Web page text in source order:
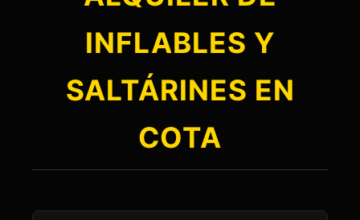
INFLABLES Y
SALTÁRINES EN
COTA